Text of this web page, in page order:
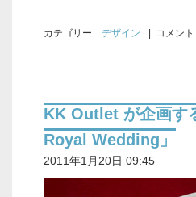
カテゴリー : デザイン | コメン
KK Outlet が企画す
Royal Wedding」
2011年1月20日 09:45